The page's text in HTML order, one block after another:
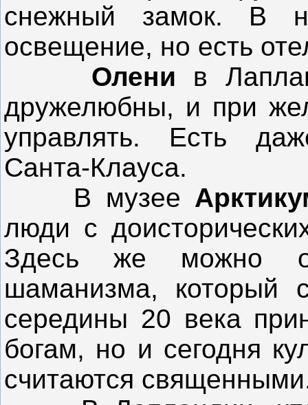
снежный замок. В
освещение, но есть
Олени в
дружелюбны, и при
управлять. Есть
Санта-Клауса.
В музее
люди с
Здесь же можно
шаманизма, который
середины 20 века
богам, но и сегодня
считаются